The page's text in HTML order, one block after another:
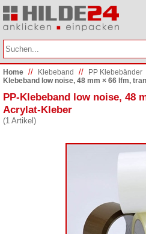
Home // Klebeband // PP Klebebänder
Klebeband low noise, 48 mm × 66 lfm,
PP-Klebeband low noise, 48
Acrylat-Kleber
(1 Artikel)